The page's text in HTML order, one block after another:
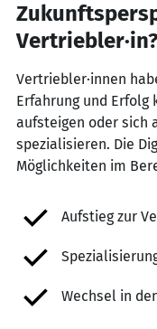
Vertriebler·innen
Erfahrung und Erfolg
aufsteigen oder sich
spezialisieren. Die
Möglichkeiten im
Aufstieg zur
Wechsel in